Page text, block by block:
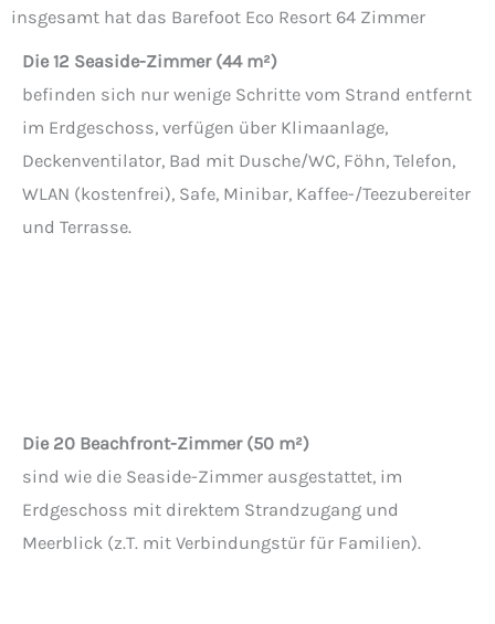
insgesamt hat das Barefoot Eco Resort 64 Zimmer
Die 12 Seaside-Zimmer (44 m²)
befinden sich nur wenige Schritte vom Strand entfernt
im Erdgeschoss, verfügen über Klimaanlage,
Deckenventilator, Bad mit Dusche/WC, Föhn, Telefon,
WLAN (kostenfrei), Safe, Minibar, Kaffee-/Teezubereiter
und Terrasse.
Die 20 Beachfront-Zimmer (50 m²)
sind wie die Seaside-Zimmer ausgestattet, im
Erdgeschoss mit direktem Strandzugang und
Meerblick (z.T. mit Verbindungstür für Familien).